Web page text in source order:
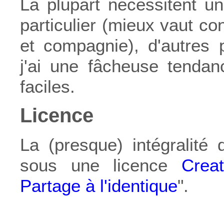
La plupart nécessitent
particulier (mieux vaut
et compagnie), d'autres
j'ai une fâcheuse
faciles.
Licence
La (presque) intégralité
sous une licence
Partage à l'identique".